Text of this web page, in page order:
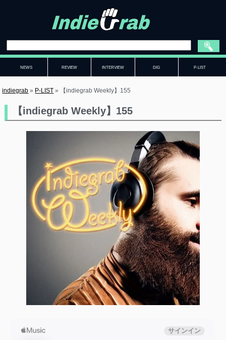
NEWS REVIEW INTERVIEW DIG P-LIST
indiegrab » P-LIST » 【indiegrab Weekly】155
【indiegrab Weekly】155